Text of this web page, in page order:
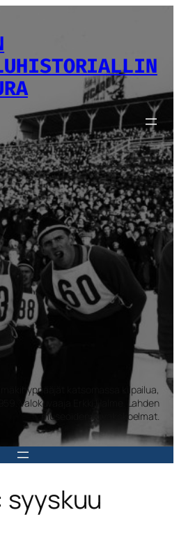
mäkihyppääjät katsomassa kilpailua,
Valokuvaaja Erkki Halme. Lahden
museoiden kuvakokoelmat.
syyskuu